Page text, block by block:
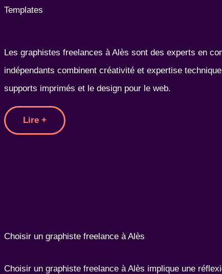
Templates
Les graphistes freelances à Alès sont des experts en
indépendants combinent créativité et expertise
supports imprimés et le design pour le web.
Lire +
Choisir un graphiste freelance à Alès
Choisir un graphiste freelance à Alès implique une